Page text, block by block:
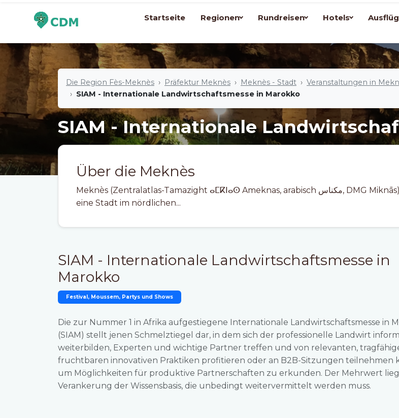
Startseite Regionen Rundreisen Hotels
Die Region Fès-Meknès Präfektur Meknès Meknès - Stadt
Veranstaltungen in
SIAM - Internationale Landwirtschaftsmesse in Marokko
SIAM - Internationale
Über die Meknès
Meknès (Zentralatlas-Tamazight ⴰⵎⴽⵏⴰⵙ Ameknas, arabisch مكناس, DMG Miknās) ist
eine Stadt im nördlichen...
SIAM - Internationale Landwirtschaftsmesse in
Marokko
Festival, Moussem, Partys und Shows
Die zur Nummer 1 in Afrika aufgestiegene Internationale Landwirtschaftsmesse in
(SIAM) stellt jenen Schmelztiegel dar, in dem sich der professionelle Landwirt
weiterbilden, Experten und wichtige Partner treffen und von relevanten,
fruchtbaren innovativen Praktiken profitieren oder an B2B-Sitzungen teilnehmen
um Möglichkeiten für produktive Partnerschaften zu erkunden. Der Mehrwert
Verankerung der Wissensbasis, die unbedingt weitervermittelt werden muss.